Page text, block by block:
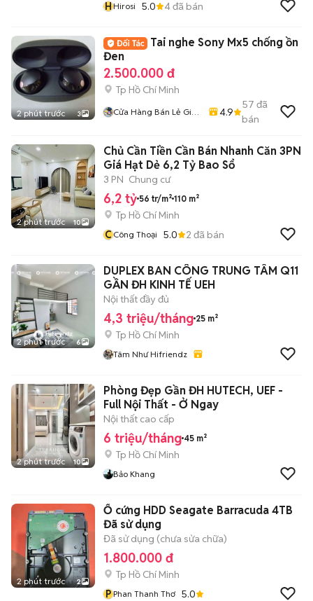
HHirosi 5.0 4đã bán
2 phút trước 3
Tai nghe Sony Mx5 chống ồn
Đen
2.500.000 đ
Tp Hồ Chí Minh
Cửa Hàng Bán Lẻ Giá
4.9
57 đã
bán
2 phút trước 10
Chủ Cần Tiền Cần Bán Nhanh Căn 3PN
Giá Hạt Dẻ 6,2 Tỷ Bao Sổ
3 PN Chung cư
6,2 tỷ 56 tr/m² 110 m²
Tp Hồ Chí Minh
CCông Thoại 5.0 2 đã bán
2 phút trước 6
DUPLEX BAN CÔNG TRUNG TÂM Q11
GẦN ĐH KINH TẾ UEH
Nội thất đầy đủ
4,3 triệu/tháng 25 m²
Tp Hồ Chí Minh
Tâm Như Hifriendz
2 phút trước 10
Phòng Đẹp Gần ĐH HUTECH, UEF -
Full Nội Thất - Ở Ngay
Nội thất cao cấp
6 triệu/tháng 45 m²
Tp Hồ Chí Minh
Bảo Khang
2 phút trước 2
Ổ cứng HDD Seagate Barracuda 4TB
Đã sử dụng
Đã sử dụng (chưa sửa chữa)
1.800.000 đ
Tp Hồ Chí Minh
P Phan Thanh Thơ 5.0